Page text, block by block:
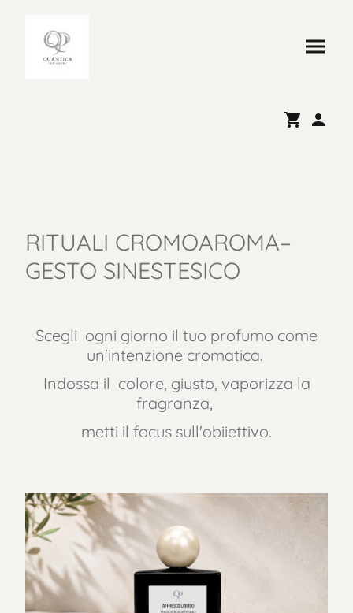
RITUALI CROMOAROMA–
GESTO SINESTESICO
Scegli ogni giorno il tuo profumo come
un'intenzione cromatica.
Indossa il colore, giusto, vaporizza la
fragranza,
metti il focus sull'obiiettivo.